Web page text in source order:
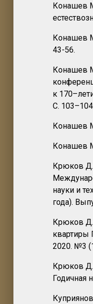
Конашев
Конашев
43-56.
Конашев
к
С.
Конашев
Конашев
Крюков
науки и
года).
Крюков
квартиры
2020. №3
Крюков
Годичная